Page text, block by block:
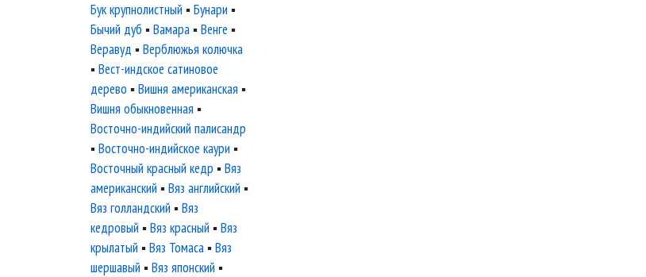
Бук крупнолистный ▪Бунари ▪
Бычий дуб ▪Вамара ▪Венге ▪
Веравуд ▪Верблюжья колючка
▪Вест-индское сатиновое
дерево ▪Вишня американская ▪
Вишня обыкновенная ▪
Восточно-индийский палисандр
▪Восточно-индийское каури ▪
Восточный красный кедр ▪Вяз
американский ▪Вяз английский ▪
Вяз голландский ▪Вяз
кедровый ▪Вяз красный ▪Вяз
крылатый ▪Вяз Томаса ▪Вяз
шершавый ▪Вяз японский ▪